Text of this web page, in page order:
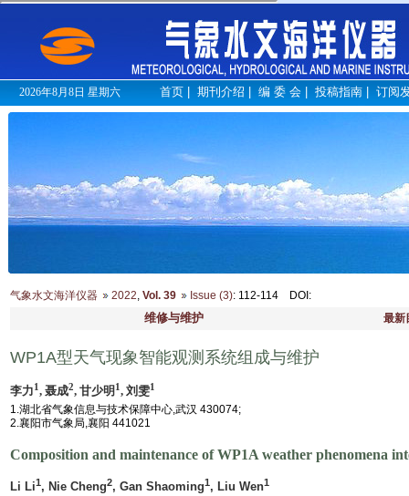
2026年8月8日 星期六 首页 期刊介绍 编 委 会 投稿指南 订阅
气象水文海洋仪器 2022, Vol. 39 Issue (3): 112-114 DOI :
维修与维护 最新
WP1A型天气现象智能观测系统组成与维护
李力1, 聂成2, 甘少明1, 刘雯1
1.湖北省气象信息与技术保障中心,武汉 430074;
2.襄阳市气象局,襄阳 441021
Composition and maintenance of WP1A weather phenomena
Li Li1, Nie Cheng2, Gan Shaoming1, Liu Wen1